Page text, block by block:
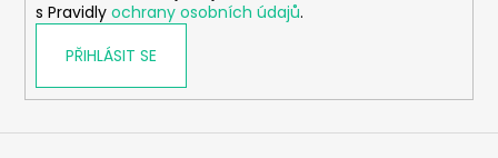
s Pravidly ochrany osobních údajů.
PŘIHLÁSIT SE